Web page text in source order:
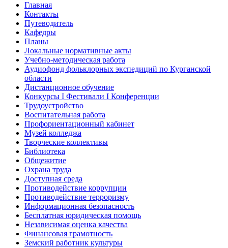
Главная
Контакты
Путеводитель
Кафедры
Планы
Локальные нормативные акты
Учебно-методическая работа
Аудиофонд фольклорных экспедиций по Курганской
области
Дистанционное обучение
Конкурсы I Фестивали I Конференции
Трудоустройство
Воспитательная работа
Профориентационный кабинет
Музей колледжа
Творческие коллективы
Библиотека
Общежитие
Охрана труда
Доступная среда
Противодействие коррупции
Противодействие терроризму
Информационная безопасность
Бесплатная юридическая помощь
Независимая оценка качества
Финансовая грамотность
Земский работник культуры